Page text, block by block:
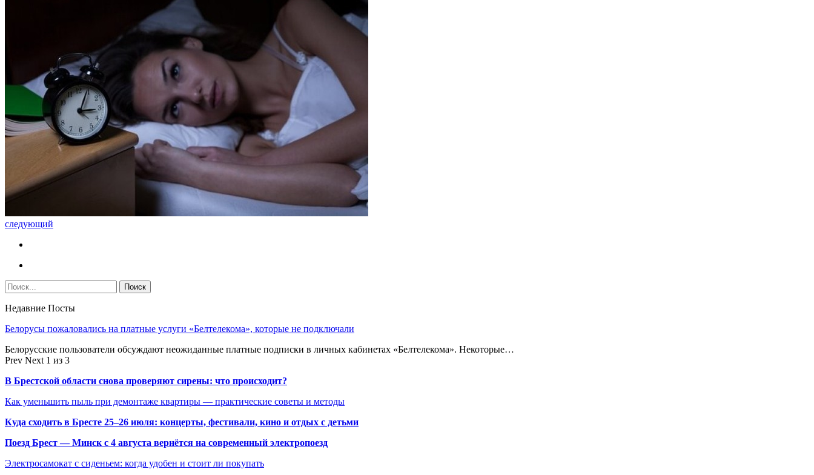
следующий
Недавние Посты
Белорусы пожаловались на платные услуги «Белтелекома», которые не подключали
Белорусские пользователи обсуждают неожиданные платные подписки в личных кабинетах «Белтелекома». Некоторые…
Prev Next 1 из 3
В Брестской области снова проверяют сирены: что происходит?
Как уменьшить пыль при демонтаже квартиры — практические советы и методы
Куда сходить в Бресте 25–26 июля: концерты, фестивали, кино и отдых с детьми
Поезд Брест — Минск с 4 августа вернётся на современный электропоезд
Электросамокат с сиденьем: когда удобен и стоит ли покупать